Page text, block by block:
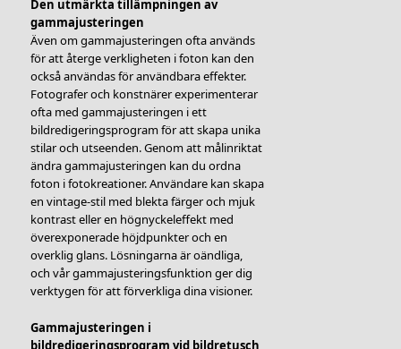
Den utmärkta tillämpningen av
gammajusteringen
Även om gammajusteringen ofta används
för att återge verkligheten i foton kan den
också användas för användbara effekter.
Fotografer och konstnärer experimenterar
ofta med gammajusteringen i ett
bildredigeringsprogram för att skapa unika
stilar och utseenden. Genom att målinriktat
ändra gammajusteringen kan du ordna
foton i fotokreationer. Användare kan skapa
en vintage-stil med blekta färger och mjuk
kontrast eller en högnyckeleffekt med
överexponerade höjdpunkter och en
overklig glans. Lösningarna är oändliga,
och vår gammajusteringsfunktion ger dig
verktygen för att förverkliga dina visioner.
Gammajusteringen i
bildredigeringsprogram vid bildretusch